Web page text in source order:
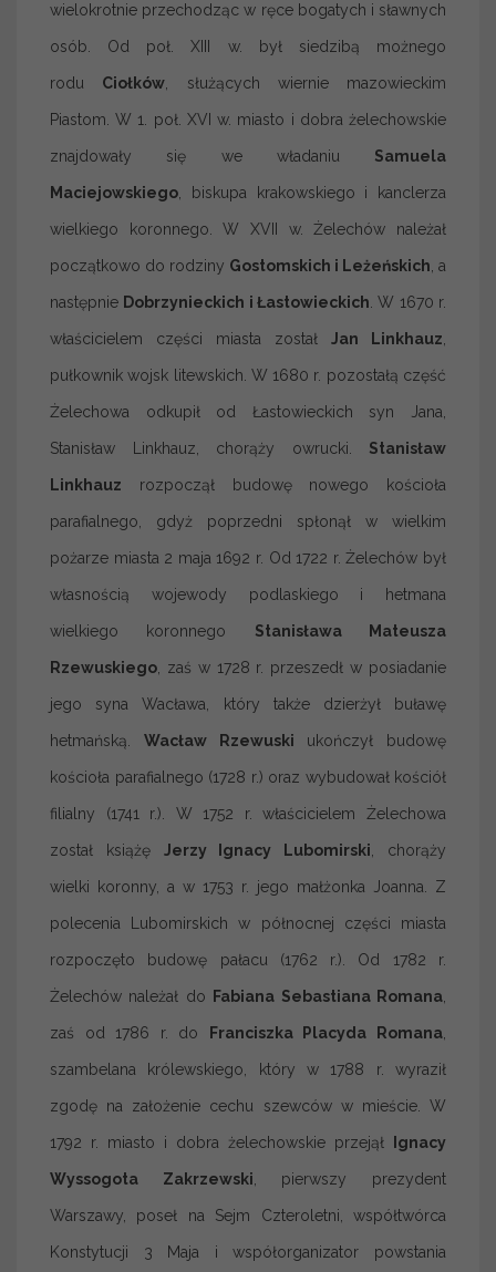
wielokrotnie przechodząc w ręce bogatych i sławnych
osób. Od poł. XIII w. był siedzibą możnego
rodu Ciołków , służących wiernie mazowieckim
Piastom. W 1. poł. XVI w. miasto i dobra żelechowskie
znajdowały się we władaniu Samuela
Maciejowskiego , biskupa krakowskiego i kanclerza
wielkiego koronnego. W XVII w. Żelechów należał
początkowo do rodziny Gostomskich i Leżeńskich , a
następnie Dobrzynieckich i Łastowieckich . W 1670 r.
właścicielem części miasta został Jan Linkhauz
pułkownik wojsk litewskich. W 1680 r. pozostałą część
Żelechowa odkupił od Łastowieckich syn Jana,
Stanisław Linkhauz, chorąży owrucki. Stanisław
Linkhauz rozpoczął budowę nowego kościoła
parafialnego, gdyż poprzedni spłonął w wielkim
pożarze miasta 2 maja 1692 r. Od 1722 r. Żelechów był
własnością wojewody podlaskiego i hetmana
wielkiego koronnego Stanisława Mateusza
Rzewuskiego , zaś w 1728 r. przeszedł w posiadanie
jego syna Wacława, który także dzierżył buławę
hetmańską. Wacław Rzewuski ukończył budowę
kościoła parafialnego (1728 r.) oraz wybudował kościół
filialny (1741 r.). W 1752 r. właścicielem Żelechowa
został książę Jerzy Ignacy Lubomirski , chorąży
wielki koronny, a w 1753 r. jego małżonka Joanna. Z
polecenia Lubomirskich w północnej części miasta
rozpoczęto budowę pałacu (1762 r.). Od 1782 r.
Żelechów należał do Fabiana Sebastiana Romana
zaś od 1786 r. do Franciszka Placyda Romana
szambelana królewskiego, który w 1788 r. wyraził
zgodę na założenie cechu szewców w mieście. W
1792 r. miasto i dobra żelechowskie przejął Ignacy
Wyssogota Zakrzewski , pierwszy prezydent
Warszawy, poseł na Sejm Czteroletni, współtwórca
Konstytucji 3 Maja i współorganizator powstania